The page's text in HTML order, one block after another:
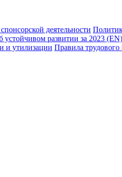
деятельности
устойчивом развитии за 2023 (EN)
и утилизации Правила трудового